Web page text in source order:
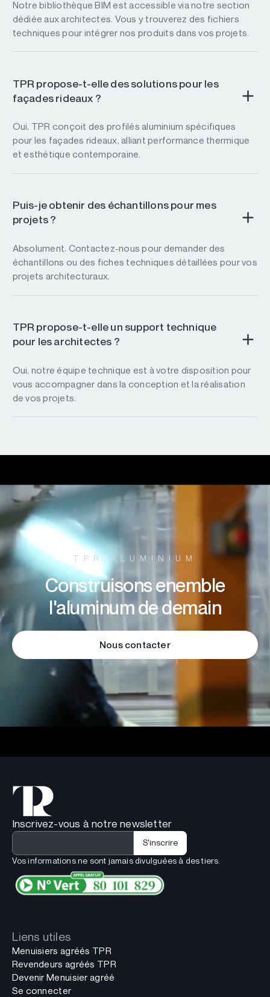
Notre bibliothèque BIM est accessible via notre section
dédiée aux architectes. Vous y trouverez des fichiers
techniques pour intégrer nos produits dans vos projets.
TPR propose-t-elle des solutions pour les
façades rideaux ?
Oui, TPR conçoit des profilés aluminium spécifiques
pour les façades rideaux, alliant performance thermique
et esthétique contemporaine.
Puis-je obtenir des échantillons pour mes
projets ?
Absolument. Contactez-nous pour demander des
échantillons ou des fiches techniques détaillées pour vos
projets architecturaux.
TPR propose-t-elle un support technique
pour les architectes ?
Oui, notre équipe technique est à votre disposition pour
vous accompagner dans la conception et la réalisation
de vos projets.
TPR ALUMINIUM
Construisons enemble
l'aluminum de demain
Nous contacter
Inscrivez-vous à notre newsletter
Vos informations ne sont jamais divulguées à des tiers.
Liens utiles
Menuisiers agréés TPR
Revendeurs agréés TPR
Devenir Menuisier agréé
Se connecter